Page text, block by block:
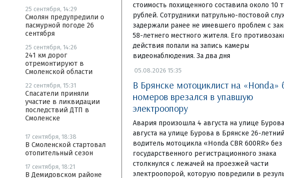
25 сентября, 14:29
Смолян предупредили о
пасмурной погоде 26
сентября
25 сентября, 14:26
241 км дорог
отремонтируют в
Смоленской области
22 сентября, 15:31
Спасатели приняли
участие в ликвидации
последствий ДТП в
Смоленске
17 сентября, 18:38
В Смоленской стартовал
отопительный сезон
17 сентября, 18:21
В Демидовском районе
стоимость похищенного составила около 10
рублей. Сотрудники патрульно-постовой
задержали ранее не имевшего проблем с
58-летнего местного жителя. Его
действия попали на запись камеры
видеонаблюдения. За два дня
05.08.2026 15:35
В Брянске мотоциклист на «Honda»
номеров врезался в упавшую
электроопору
Авария произошла 4 августа на улице
августа на улице Бурова в Брянске 26-
водитель мотоцикла «Honda CBR 600RR» без
государственного регистрационного знака
столкнулся с лежачей на проезжей части
электроопорой, которую повредили в